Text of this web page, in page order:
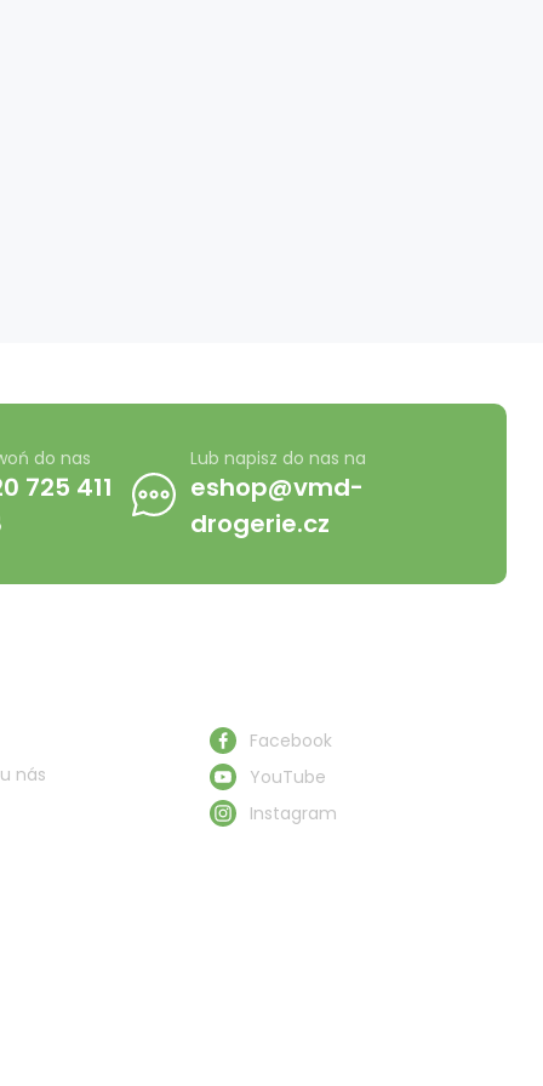
do nas
725 411
Lub napisz do nas na
eshop@vmd-
drogerie.cz
nás
Facebook
YouTube
Instagram